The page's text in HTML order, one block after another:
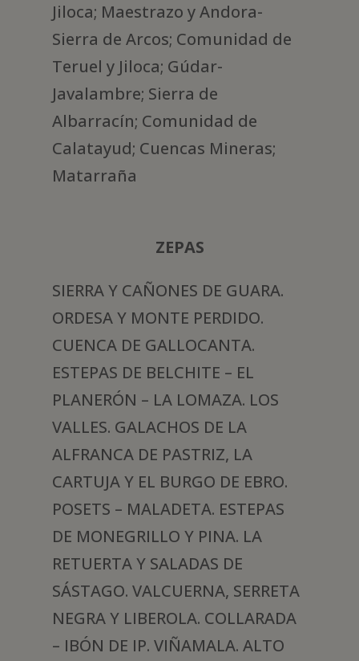
Jiloca; Maestrazo y Andora-
Sierra de Arcos; Comunidad de
Teruel y Jiloca; Gúdar-
Javalambre; Sierra de
Albarracín; Comunidad de
Calatayud; Cuencas Mineras;
Matarraña
ZEPAS
SIERRA Y CAÑONES DE GUARA.
ORDESA Y MONTE PERDIDO.
CUENCA DE GALLOCANTA.
ESTEPAS DE BELCHITE – EL
PLANERÓN – LA LOMAZA. LOS
VALLES. GALACHOS DE LA
ALFRANCA DE PASTRIZ, LA
CARTUJA Y EL BURGO DE EBRO.
POSETS – MALADETA. ESTEPAS
DE MONEGRILLO Y PINA. LA
RETUERTA Y SALADAS DE
SÁSTAGO. VALCUERNA, SERRETA
NEGRA Y LIBEROLA. COLLARADA
– IBÓN DE IP. VIÑAMALA. ALTO